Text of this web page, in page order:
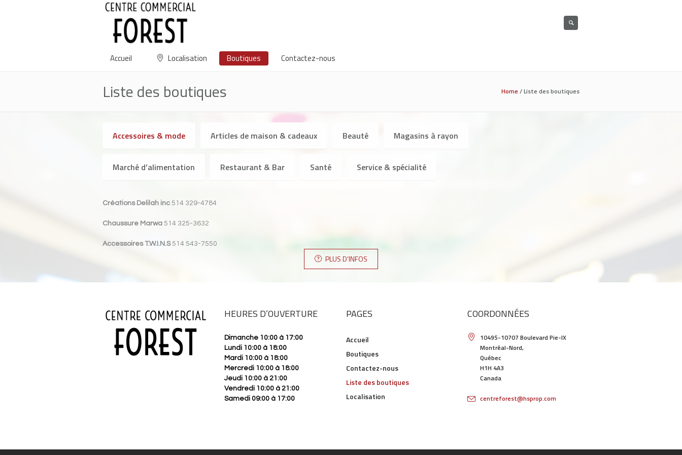
Accueil Localisation Boutiques Contactez-nous
Liste des boutiques Home/Liste des boutiques
Accessoires & mode Articles de maison & cadeaux Beauté Magasins à rayon
Marché d’alimentation Restaurant & Bar Santé Service & spécialité
Créations Delilah inc 514 329-4784
Chaussure Marwa 514 325-3632
Accessoires T.W.I.N.S 514 543-7550
PLUS D’INFOS
HEURES D’OUVERTURE
Dimanche 10:00 à 17:00
Lundi 10:00 à 18:00
Mardi 10:00 à 18:00
Mercredi 10:00 à 18:00
Jeudi 10:00 à 21:00
Vendredi 10:00 à 21:00
Samedi 09:00 à 17:00
PAGES
Accueil
Boutiques
Contactez-nous
Liste des boutiques
Localisation
COORDONNÉES
10495-10707 Boulevard Pie-IX
Montréal-Nord,
Québec
H1H 4A3
Canada
centreforest@hsprop.com